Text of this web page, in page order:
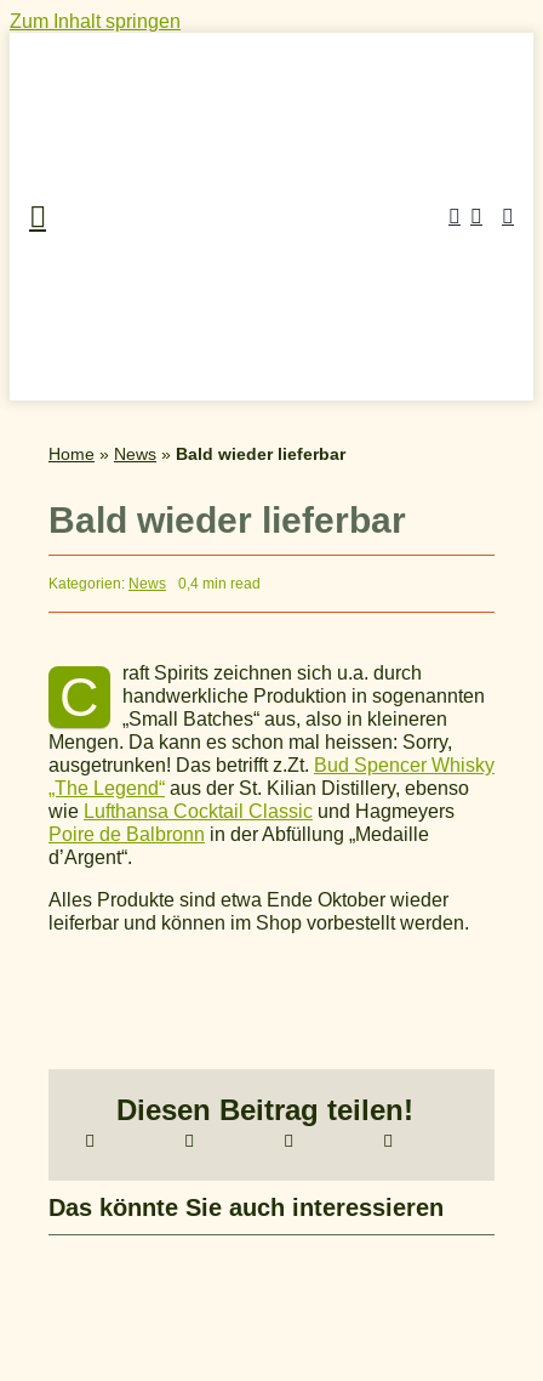
Zum Inhalt springen
Home» News» Bald wieder lieferbar
Bald wieder lieferbar
Kategorien: News 0,4 min read
C
raft Spirits zeichnen sich u.a. durch
handwerkliche Produktion in sogenannten
„Small Batches“ aus, also in kleineren
Mengen. Da kann es schon mal heissen: Sorry,
ausgetrunken! Das betrifft z.Zt. Bud Spencer Whisky
„The Legend“aus der St. Kilian Distillery, ebenso
wie Lufthansa Cocktail Classicund Hagmeyers
Poire de Balbronn in der Abfüllung „Medaille
d’Argent“.
Alles Produkte sind etwa Ende Oktober wieder
leiferbar und können im Shop vorbestellt werden.
Diesen Beitrag teilen!
Das könnte Sie auch interessieren